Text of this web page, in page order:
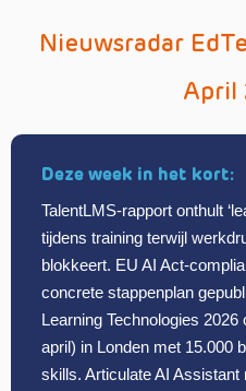
Nieuwsradar
April
Deze week in het kort:
TalentLMS-rapport onthult
tijdens training terwijl
blokkeert. EU AI Act-
concrete stappenplan
Learning Technologies
april) in Londen met 15.000
skills. Articulate AI